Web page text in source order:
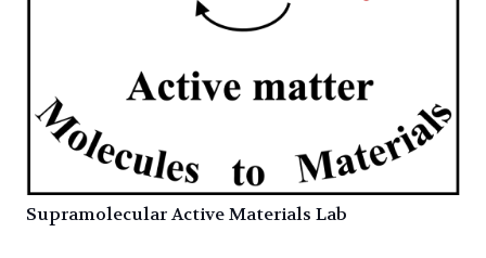
Supramolecular Active Materials Lab